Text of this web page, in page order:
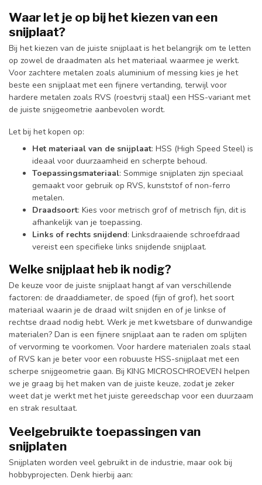
Waar let je op bij het kiezen van een
snijplaat?
Bij het kiezen van de juiste snijplaat is het belangrijk om te letten
op zowel de draadmaten als het materiaal waarmee je werkt.
Voor zachtere metalen zoals aluminium of messing kies je het
beste een snijplaat met een fijnere vertanding, terwijl voor
hardere metalen zoals RVS (roestvrij staal) een HSS-variant met
de juiste snijgeometrie aanbevolen wordt.
Let bij het kopen op:
Het materiaal van de snijplaat: HSS (High Speed Steel) is
ideaal voor duurzaamheid en scherpte behoud.
Toepassingsmateriaal: Sommige snijplaten zijn speciaal
gemaakt voor gebruik op RVS, kunststof of non-ferro
metalen.
Draadsoort: Kies voor metrisch grof of metrisch fijn, dit is
afhankelijk van je toepassing.
Links of rechts snijdend: Linksdraaiende schroefdraad
vereist een specifieke links snijdende snijplaat.
Welke snijplaat heb ik nodig?
De keuze voor de juiste snijplaat hangt af van verschillende
factoren: de draaddiameter, de spoed (fijn of grof), het soort
materiaal waarin je de draad wilt snijden en of je linkse of
rechtse draad nodig hebt. Werk je met kwetsbare of dunwandige
materialen? Dan is een fijnere snijplaat aan te raden om splijten
of vervorming te voorkomen. Voor hardere materialen zoals staal
of RVS kan je beter voor een robuuste HSS-snijplaat met een
scherpe snijgeometrie gaan. Bij KING MICROSCHROEVEN helpen
we je graag bij het maken van de juiste keuze, zodat je zeker
weet dat je werkt met het juiste gereedschap voor een duurzaam
en strak resultaat.
Veelgebruikte toepassingen van
snijplaten
Snijplaten worden veel gebruikt in de industrie, maar ook bij
hobbyprojecten. Denk hierbij aan: